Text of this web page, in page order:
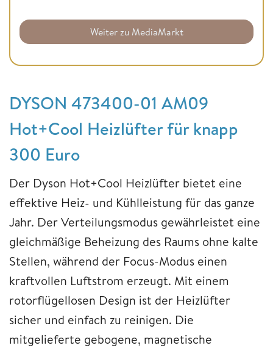
Weiter zu MediaMarkt
DYSON 473400-01 AM09
Hot+Cool Heizlüfter für knapp
300 Euro
Der Dyson Hot+Cool Heizlüfter bietet eine
effektive Heiz- und Kühlleistung für das ganze
Jahr. Der Verteilungsmodus gewährleistet eine
gleichmäßige Beheizung des Raums ohne kalte
Stellen, während der Focus-Modus einen
kraftvollen Luftstrom erzeugt. Mit einem
rotorflügellosen Design ist der Heizlüfter
sicher und einfach zu reinigen. Die
mitgelieferte gebogene, magnetische